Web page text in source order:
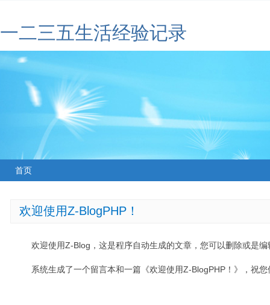
一二三五生活经验记录
首页
欢迎使用Z-BlogPHP！
欢迎使用Z-Blog，这是程序自动生成的文章，您可以删除或是编
系统生成了一个留言本和一篇《欢迎使用Z-BlogPHP！》，祝